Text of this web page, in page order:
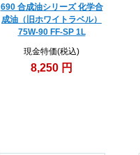
690 合成油シリーズ 化学合
成油（旧ホワイトラベル）
75W-90 FF-SP 1L
現金特価(税込)
8,250 円